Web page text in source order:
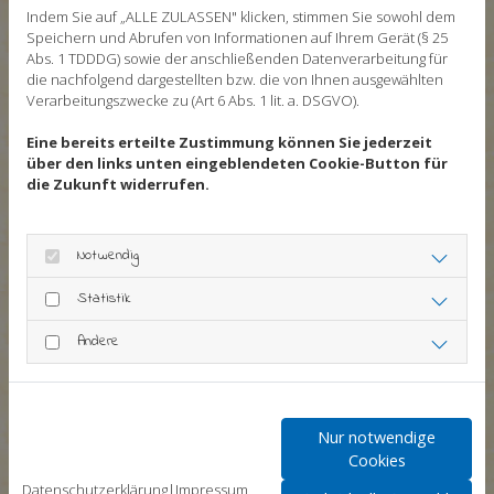
besonders wenn auf ein schulisches Ziel
hingearbeitet werden soll, wie zum Beispiel das
Bestehen einer Prüfung. In der Sprachausbildung
lernen die Schüler gemeinsam. Sie tauschen sich
mit den anderen Teilnehmern der Sprachkurse
aus, können sich gegenseitig korrigieren und
Fehler nicht als Scheitern verstehen, sondern als
ungezwungenen Atmosphäre, ganz ohne den
sonst in der Schule vorhandenen Druck, wird das
Wissen viel tiefer verstanden und gleich praktisch
angewandt.
Weitere Vorteile beim Gruppenunterricht als
Austausch in der Gruppe mit anderen
Teilnehmern
Indem Sie auf „ALLE ZULASSEN" klicken, stimmen Sie sowohl dem
Speichern und Abrufen von Informationen auf Ihrem Gerät (§ 25
Abs. 1 TDDDG) sowie der anschließenden Datenverarbeitung für
die nachfolgend dargestellten bzw. die von Ihnen ausgewählten
Verarbeitungszwecke zu (Art 6 Abs. 1 lit. a. DSGVO).
Eine bereits erteilte Zustimmung können Sie jederzeit
über den links unten eingeblendeten Cookie-Button für
die Zukunft widerrufen.
Notwendig
Statistik
Andere
Datenschutzerklärung| Impressum
Nur notwendige
Cookies